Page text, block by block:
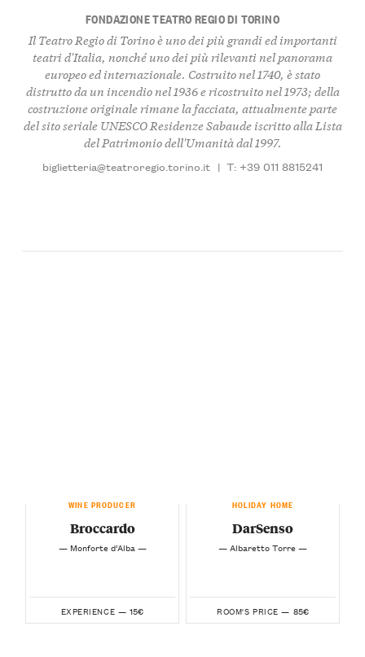
FONDAZIONE TEATRO REGIO DI TORINO
Il Teatro Regio di Torino è uno dei più grandi ed importanti
teatri d'Italia, nonché uno dei più rilevanti nel panorama
europeo ed internazionale. Costruito nel 1740, è stato
distrutto da un incendio nel 1936 e ricostruito nel 1973; della
costruzione originale rimane la facciata, attualmente parte
del sito seriale UNESCO Residenze Sabaude iscritto alla Lista
del Patrimonio dell'Umanità dal 1997.
biglietteria@teatroregio.torino.it | T: +39 011 8815241
WINE PRODUCER
Broccardo
— Monforte d’Alba —
EXPERIENCE — 15€
HOLIDAY HOME
DarSenso
— Albaretto Torre —
ROOM'S PRICE — 85€